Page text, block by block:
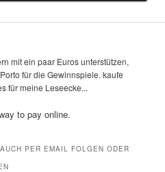
mit ein paar Euros unterstützen,
für die Gewinnspiele. kaufe
für meine Leseecke...
PER EMAIL FOLGEN ODER